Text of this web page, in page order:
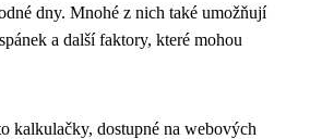
dny. Mnohé z nich také umožňují
a další faktory, které mohou
kalkulačky, dostupné na webových